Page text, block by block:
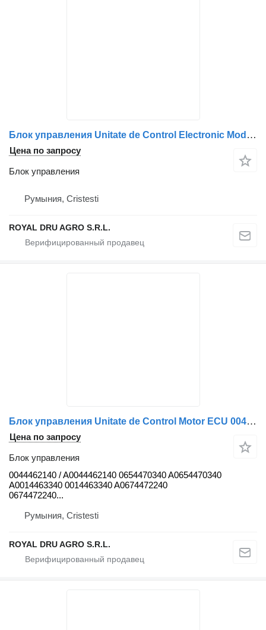
Блок управления Unitate de Control Electronic Modul Frontal для грузовика Mercedes-Benz OEM A0004461561 / A0004461461 / A0004462061 / A0004462661 / A09415450046 / A0004460861 / A0004462761
Цена по запросу
Блок управления
Румыния, Cristesti
ROYAL DRU AGRO S.R.L.
Блок управления Unitate de Control Motor ECU 0044462140 для грузовика Mercedes-Benz 0074464840
Цена по запросу
Блок управления
0044462140 / A0044462140 0654470340 A0654470340
A0014463340 0014463340 A0674472240
0674472240...
Румыния, Cristesti
ROYAL DRU AGRO S.R.L.